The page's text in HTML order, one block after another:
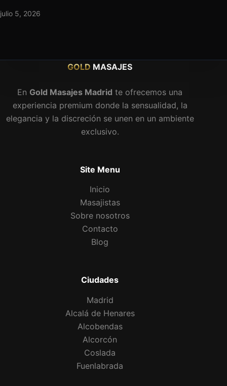
julio 5, 2026
GOLD MASAJES
En Gold Masajes Madrid te ofrecemos una
experiencia premium donde la sensualidad, la
elegancia y la discreción se unen en un ambiente
exclusivo.
Site Menu
Inicio
Masajistas
Sobre nosotros
Contacto
Blog
Ciudades
Madrid
Alcalá de Henares
Alcobendas
Alcorcón
Coslada
Fuenlabrada